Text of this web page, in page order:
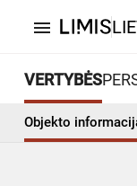
menu
VERTYBĖS
Objekto